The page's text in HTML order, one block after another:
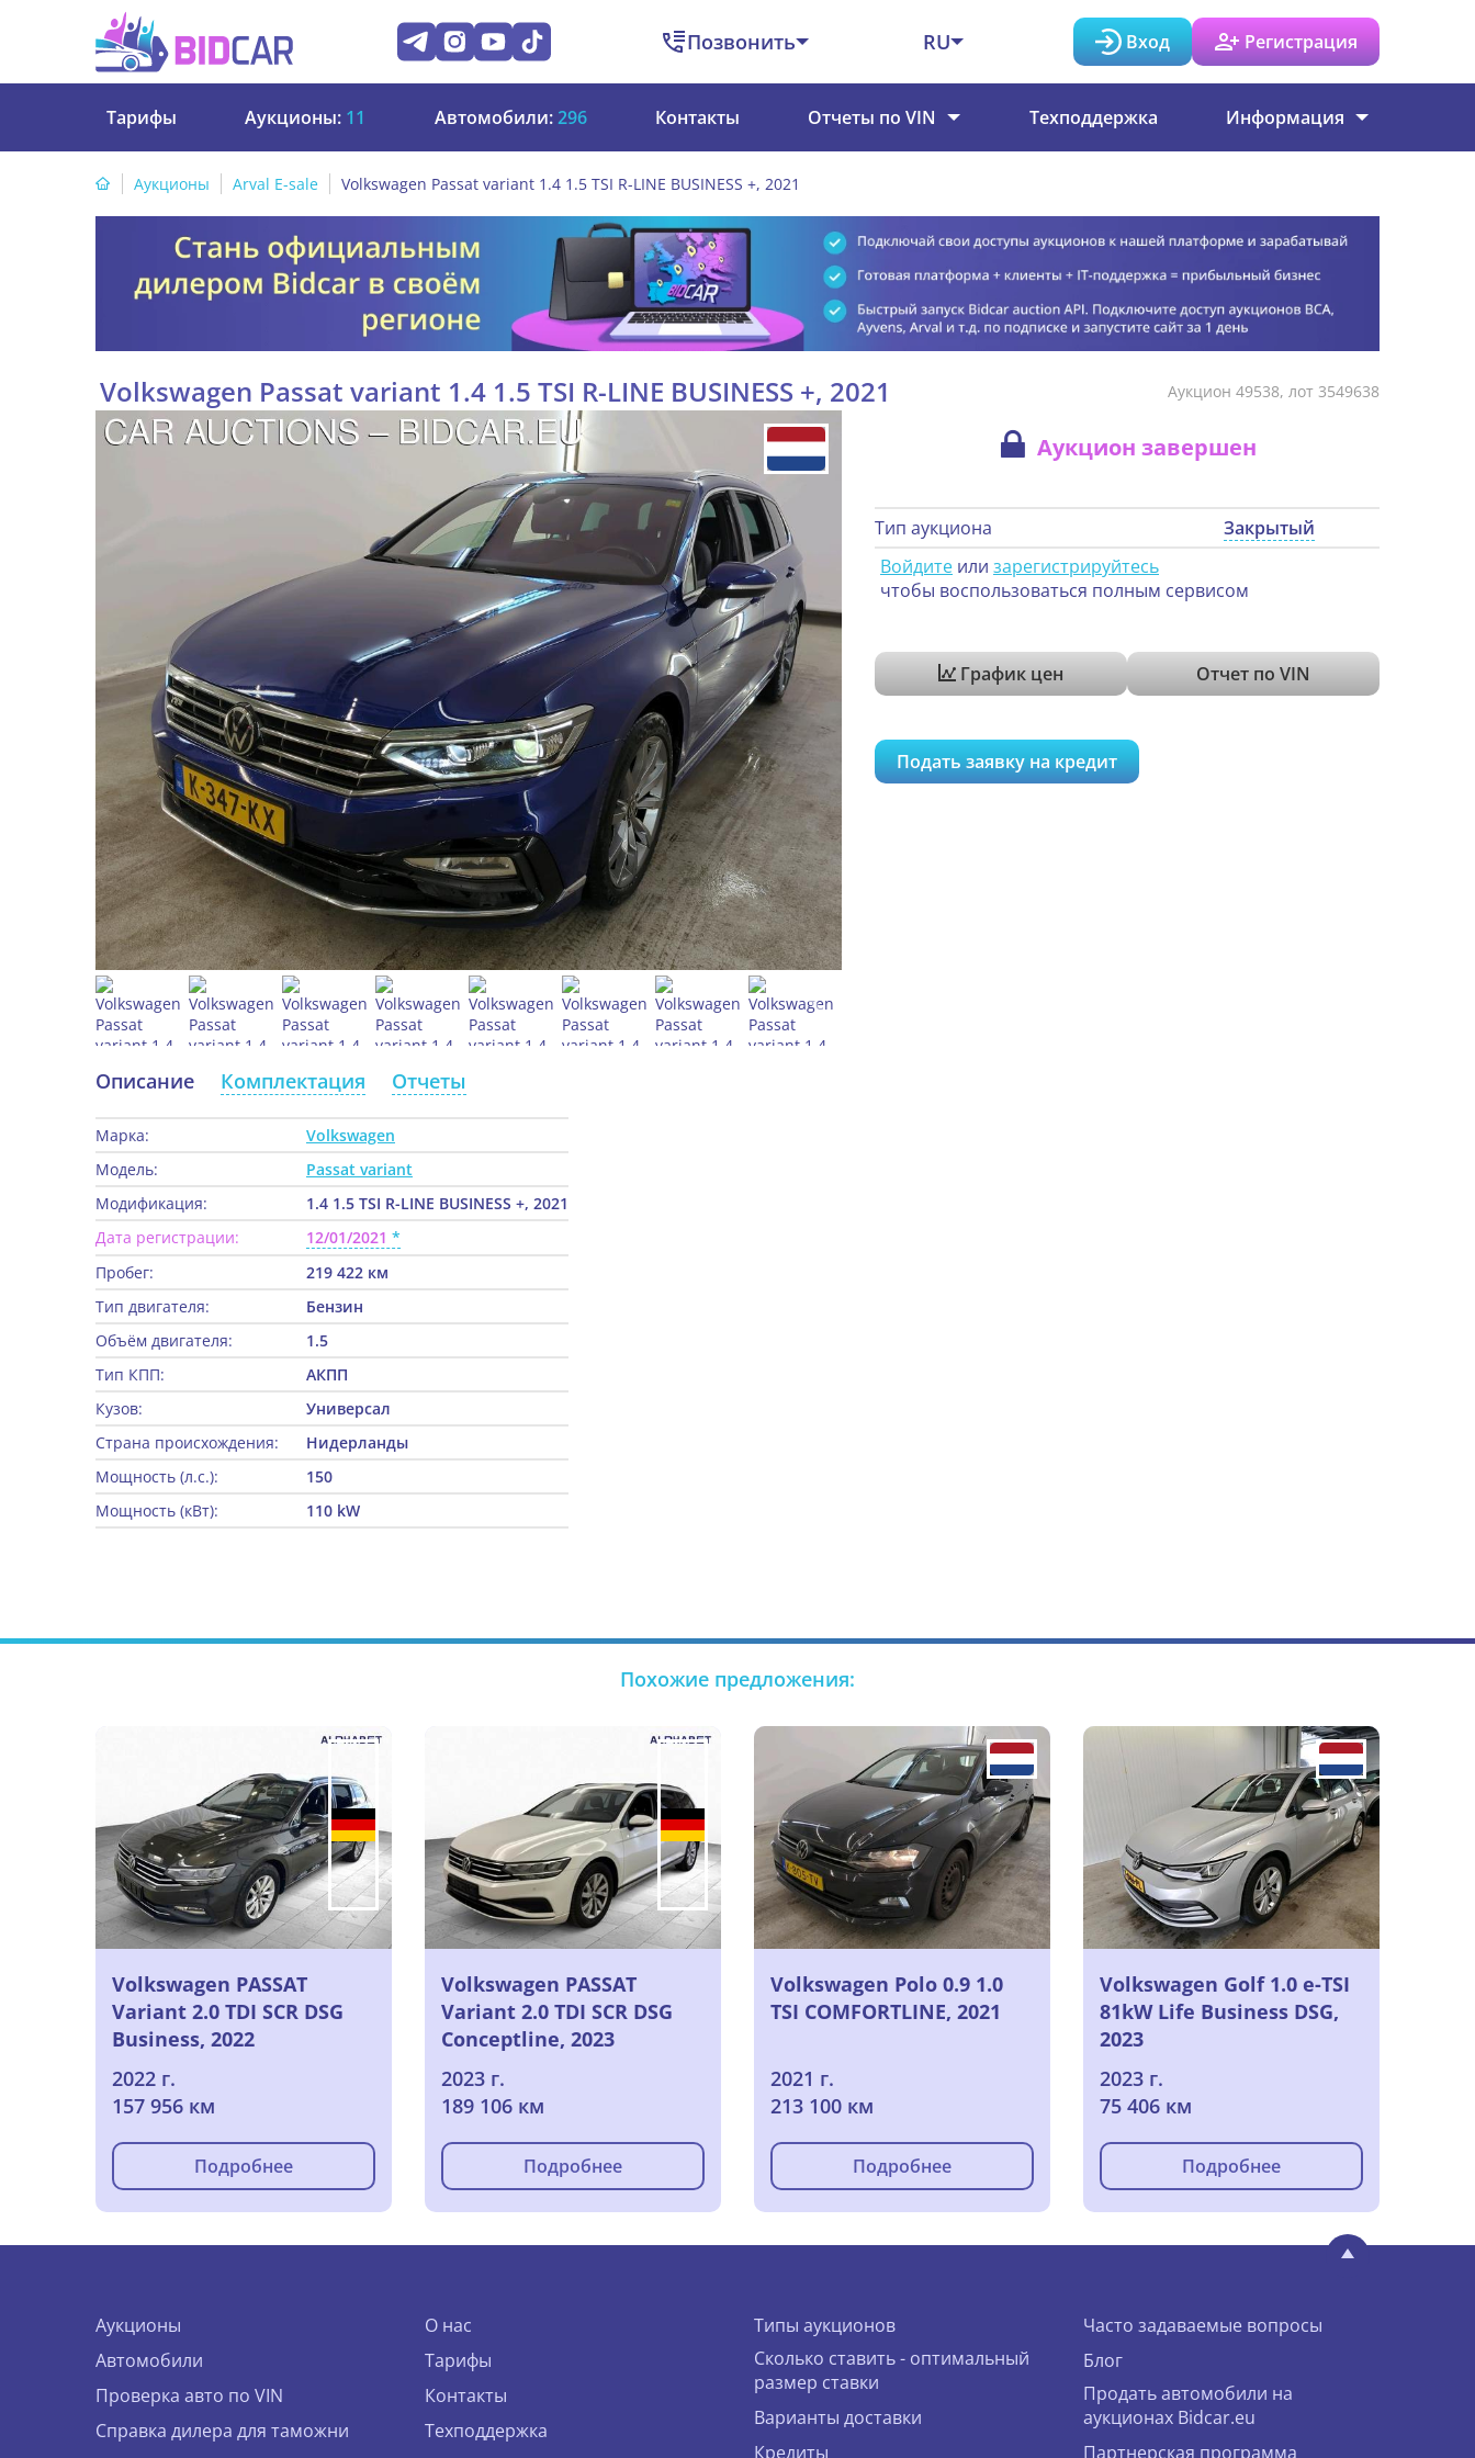
Позвонить RU Вход Регистрация
Тарифы Аукционы: 11 Автомобили:296 Контакты Отчеты по VIN Техподдержка Информация
Аукционы Arval E-sale Volkswagen Passat variant 1.4 1.5 TSI R-LINE BUSINESS +, 2021
Аукцион 49538, лот 3549638
Volkswagen Passat variant 1.4 1.5 TSI R-LINE BUSINESS +, 2021
Аукцион завершен
Тип аукциона
Закрытый
Войдите или зарегистрируйтесь
чтобы воспользоваться полным сервисом
График цен Отчет по VIN
Подать заявку на кредит
Описание Комплектация Отчеты
Марка:
Volkswagen
Модель:
Passat variant
Модификация:
1.4 1.5 TSI R-LINE BUSINESS +, 2021
Дата регистрации:
12/01/2021
Пробег:
219 422 км
Тип двигателя:
Бензин
Объём двигателя:
1.5
Тип КПП:
АКПП
Кузов:
Универсал
Страна происхождения:
Нидерланды
Мощность (л.с.):
150
Мощность (кВт):
110 kW
Похожие предложения:
Volkswagen PASSAT
Variant 2.0 TDI SCR DSG
Business, 2022
2022 г.
157 956 км
Подробнее
Volkswagen PASSAT
Variant 2.0 TDI SCR DSG
Conceptline, 2023
2023 г.
189 106 км
Подробнее
Volkswagen Polo 0.9 1.0
TSI COMFORTLINE, 2021
2021 г.
213 100 км
Подробнее
Volkswagen Golf 1.0 e-TSI
81kW Life Business DSG,
2023
2023 г.
75 406 км
Подробнее
Аукционы
Автомобили
Проверка авто по VIN
Справка дилера для таможни
О нас
Тарифы
Контакты
Техподдержка
Типы аукционов
Сколько ставить - оптимальный
размер ставки
Варианты доставки
Кредиты
Часто задаваемые вопросы
Блог
Продать автомобили на
аукционах Bidcar.eu
Партнерская программа